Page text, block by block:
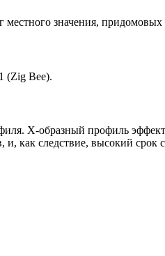
значения,
(Zig Bee).
Х-образный профиль
следствие, высокий срок